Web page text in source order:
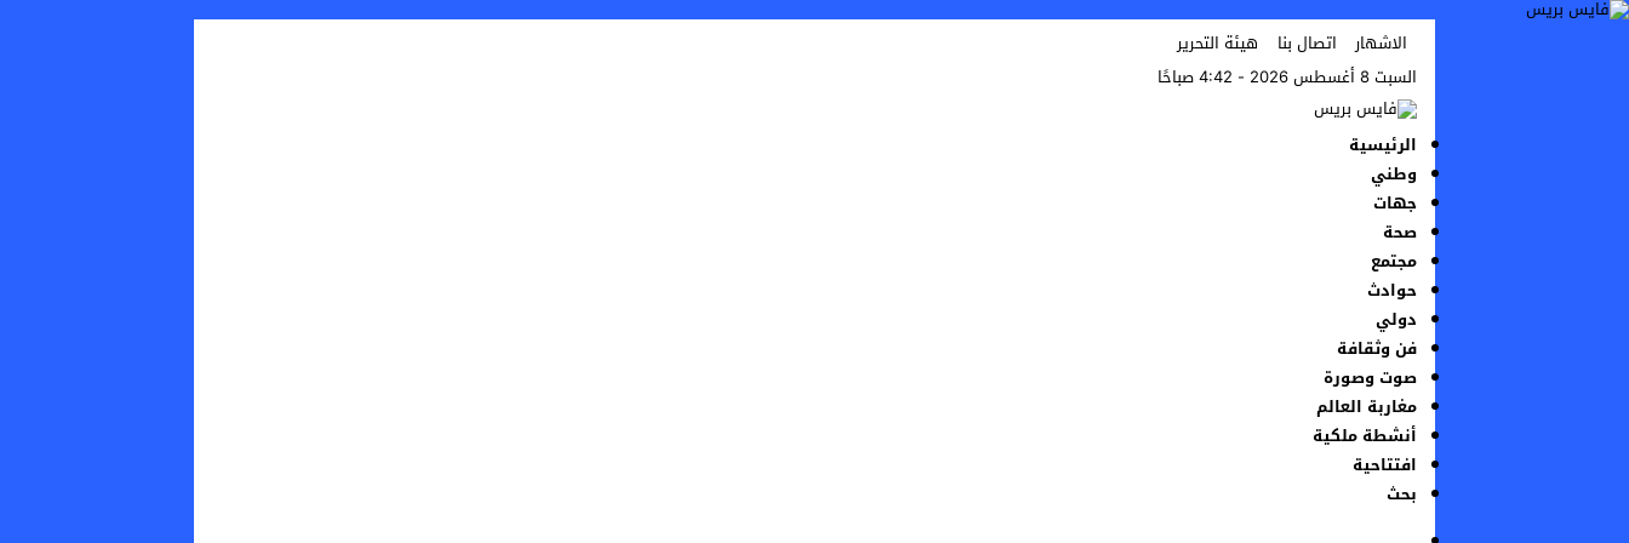
الاشهار اتصال بنا
هيئة التحرير
السبت 8 أغسطس 2026 - 4:42 صباحًا
الرئيسية
وطني
جهات
صحة
مجتمع
حوادث
دولي
فن وثقافة
صوت وصورة
مغاربة العالم
أنشطة ملكية
افتتاحية
بحث